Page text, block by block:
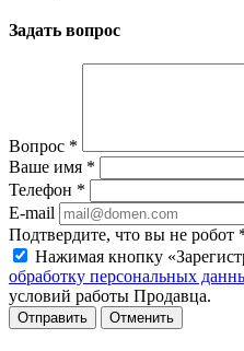
Задать вопрос
Вопрос *
Ваше имя *
Телефон *
E-mail
Подтвердите, что вы не робот
Нажимая кнопку
обработку персональных
условий работы Продавца.
Отменить